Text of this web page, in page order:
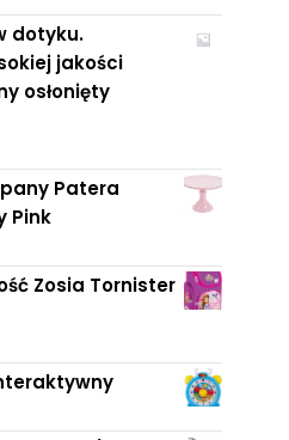
dotyku.
jakości
osłonięty
Patera
Pink
Zosia Tornister